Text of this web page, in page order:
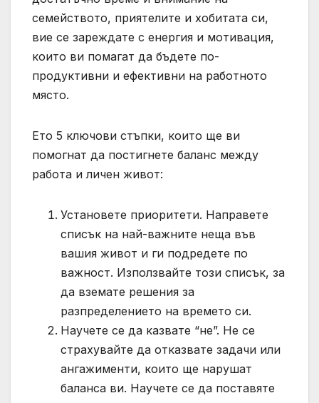
семейството, приятелите и хобитата си,
вие се зареждате с енергия и мотивация,
които ви помагат да бъдете по-
продуктивни и ефективни на работното
място.
Ето 5 ключови стъпки, които ще ви
помогнат да постигнете баланс между
работа и личен живот:
Установете приоритети. Направете
списък на най-важните неща във
вашия живот и ги подредете по
важност. Използвайте този списък, за
да вземате решения за
разпределението на времето си.
Научете се да казвате “не”. Не се
страхувайте да отказвате задачи или
ангажименти, които ще нарушат
баланса ви. Научете се да поставяте